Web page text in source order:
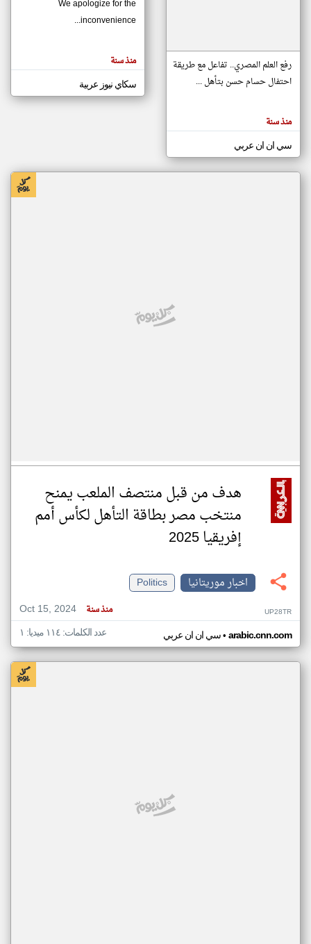
مصادر الأخبار من موريتانيا
اخبار موريتانيا على مدار الساعة
أهم اخبار موريتانيا العاجلة والمباشرة
المقالات
الموجوده
هنا عن
رفع العلم المصري.. تفاعل مع طريقة
احتفال حسام حسن بتأهل ...
منذ سنة
سي ان ان عربي
We apologize for the
inconvenience...
منذ سنة
سكاي نيوز عربية
هدف من قبل منتصف الملعب يمنح
منتخب مصر بطاقة التأهل لكأس أمم
إفريقيا 2025
اخبار موريتانيا
Politics
Oct 15, 2024
منذ سنة UP28TR
سي ان ان عربي• arabic.cnn.com عدد الكلمات: ١١٤ ميديا: ١
klyoum.com